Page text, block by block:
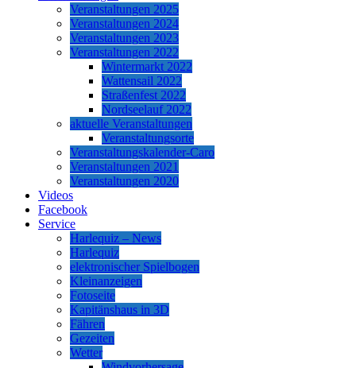
Veranstaltungen 2025
Veranstaltungen 2024
Veranstaltungen 2023
Veranstaltungen 2022
Wintermarkt 2022
Wattensail 2022
Straßenfest 2022
Nordseelauf 2022
aktuelle Veranstaltungen
Veranstaltungsorte
Veranstaltungskalender-Caro
Veranstaltungen 2021
Veranstaltungen 2020
Videos
Facebook
Service
Harlequiz – News
Harlequiz
elektronischer Spielbogen
Kleinanzeigen
Fotoseite
Kapitänshaus in 3D
Fähren
Gezeiten
Wetter